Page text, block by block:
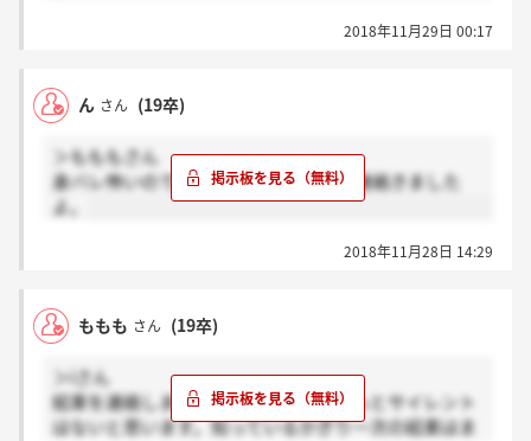
2018年11月29日 00:17
ん さん (19卒)
＞もももさん
身バレ怖いので詳しく言えませんが、連絡きました
よ。
2018年11月28日 14:29
ももも さん (19卒)
＞iさん
結果を連絡しますと言われていたらきっとサイレント
はないと思います。知っているかぎり一次の結果はま